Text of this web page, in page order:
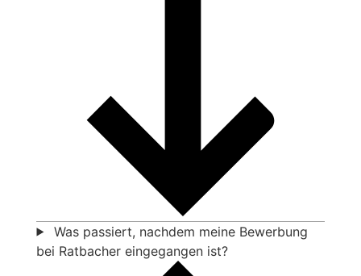
Was passiert, nachdem meine Bewerbung
bei Ratbacher eingegangen ist?